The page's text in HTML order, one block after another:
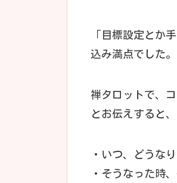
「目標設定とか
込み満点でした。
禅タロットで、
とお伝えすると
・いつ、どうなり
・そうなった時